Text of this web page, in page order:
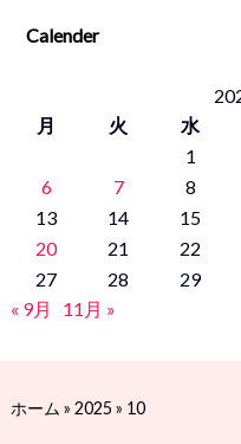
Calender
月
火 水
1
6
7 8
13
14 15
20
21 22
27
28 29
« 9月
11月 »
ホーム » 2025 » 10